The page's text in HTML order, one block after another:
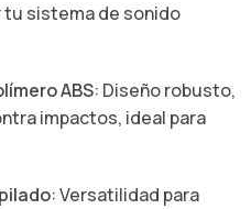
tu sistema de sonido
ABS: Diseño robusto,
impactos, ideal para
: Versatilidad para